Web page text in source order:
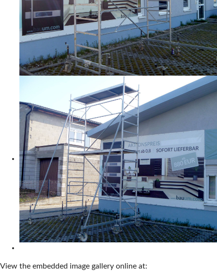
View the embedded image gallery online at: